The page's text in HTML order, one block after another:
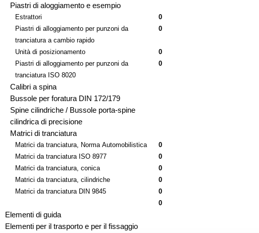
Piastri di aloggiamento e esempio
Estrattori
0
Piastri di alloggiamento per punzoni da
tranciatura a cambio rapido
0
Unità di posizionamento
0
Piastri di alloggiamento per punzoni da
tranciatura ISO 8020
0
Calibri a spina
Bussole per foratura DIN 172/179
Spine cilindriche / Bussole porta-spine
cilindrica di precisione
Matrici di tranciatura
Matrici da tranciatura, Norma Automobilistica
0
Matrici da tranciatura ISO 8977
0
Matrici da tranciatura, conica
0
Matrici da tranciatura, cilindriche
0
Matrici da tranciatura DIN 9845
0
0
Elementi di guida
Elementi per il trasporto e per il fissaggio